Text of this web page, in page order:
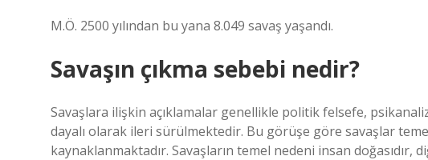
M.Ö. 2500 yılından bu yana 8.049 savaş yaşandı.
Savaşın çıkma sebebi nedir?
Savaşlara ilişkin açıklamalar genellikle politik felsefe,
dayalı olarak ileri sürülmektedir. Bu görüşe göre savaşlar
kaynaklanmaktadır. Savaşların temel nedeni insan doğasıdır,